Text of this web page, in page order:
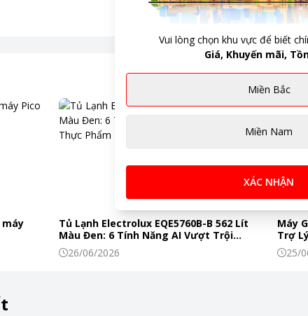
954*77*554 mm (WxHxD)
-Công nghệ giảm ánh sáng xanh, bảo vệ mắt Low
Light
-Tần số quét thực 60 Hz
- Dolby Audio
- Tổng công suất loa 16W
Từ 5 - 10 triệu
Tủ Lạnh Electrolux EQE5760B-B 562 Lít
Màu Đen: 6 Tính Năng AI Vượt Trội
Khiến Thực Phẩm Tươi Ngon Mỗi Ngày
26/06/2026
Máy
Trợ
Đình
25/
Vui lòng chọn khu vực để biết
Giá, Khuyến mãi,
Miền Bắc
Miền Nam
XÁC NHẬN